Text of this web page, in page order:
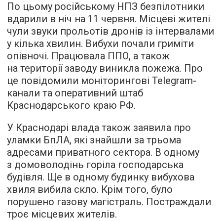
По цьому російському НПЗ безпілотники
вдарили в ніч на 11 червня. Місцеві жителі
чули звуки прольотів дронів із інтервалами
у кілька хвилин. Вибухи почали гриміти
опівночі. Працювала ППО, а також
на території заводу виникла пожежа. Про
це повідомили моніторингові Telegram-
канали та оперативний штаб
Краснодарського краю РФ.
У Краснодарі влада також заявила про
уламки БпЛА, які знайшли за трьома
адресами приватного сектора. В одному
з домоволодінь горіла господарська
будівля. Ще в одному будинку вибухова
хвиля вибила скло. Крім того, було
порушено газову магістраль. Постраждали
троє місцевих жителів.